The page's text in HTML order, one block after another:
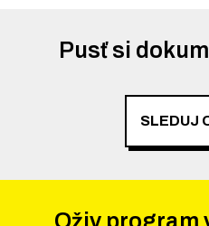
Pusť si
SLEDUJ
Oživ program